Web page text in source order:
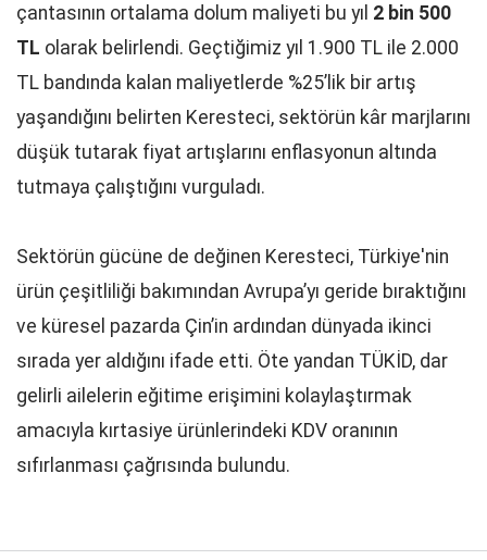
çantasının ortalama dolum maliyeti bu yıl 2 bin 500
TL olarak belirlendi. Geçtiğimiz yıl 1.900 TL ile 2.000
TL bandında kalan maliyetlerde %25’lik bir artış
yaşandığını belirten Keresteci, sektörün kâr marjlarını
düşük tutarak fiyat artışlarını enflasyonun altında
tutmaya çalıştığını vurguladı.
Sektörün gücüne de değinen Keresteci, Türkiye'nin
ürün çeşitliliği bakımından Avrupa’yı geride bıraktığını
ve küresel pazarda Çin’in ardından dünyada ikinci
sırada yer aldığını ifade etti. Öte yandan TÜKİD, dar
gelirli ailelerin eğitime erişimini kolaylaştırmak
amacıyla kırtasiye ürünlerindeki KDV oranının
sıfırlanması çağrısında bulundu.